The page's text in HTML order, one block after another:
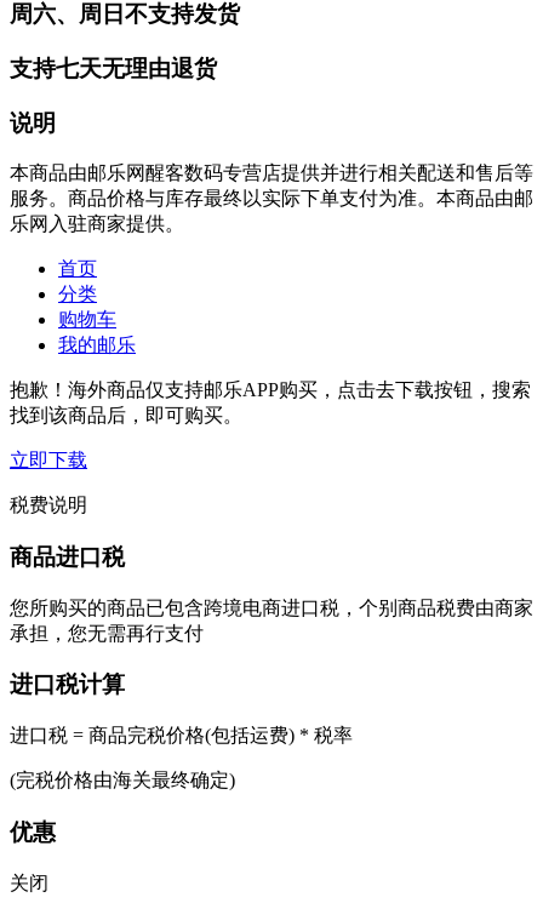
周六、周日不支持发货
支持七天无理由退货
说明
本商品由邮乐网醒客数码专营店提供并进行相关配送和售后等
服务。商品价格与库存最终以实际下单支付为准。本商品由邮
乐网入驻商家提供。
首页
分类
购物车
我的邮乐
抱歉！海外商品仅支持邮乐APP购买，点击去下载按钮，搜索
找到该商品后，即可购买。
立即下载
税费说明
商品进口税
您所购买的商品已包含跨境电商进口税，个别商品税费由商家
承担，您无需再行支付
进口税计算
进口税 = 商品完税价格(包括运费) * 税率
(完税价格由海关最终确定)
优惠
关闭